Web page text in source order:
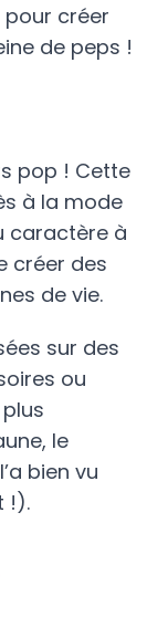
pour créer
de peps !
pop ! Cette
à la mode
caractère à
créer des
de vie.
sur des
ou
le
bien vu
!).